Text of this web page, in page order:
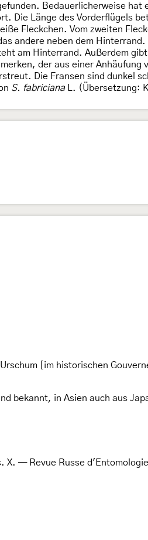
Bedauerlicherweise hat
Die Länge des Vorderflügels
Fleckchen. Vom zweiten
andere neben dem
am Hinterrand. Außerdem
der aus einer
Die Fransen sind dunkel
S. fabricianaL. (Übersetzung:
[im historischen
bekannt, in Asien auch aus
X. — Revue Russe d'Entomologie